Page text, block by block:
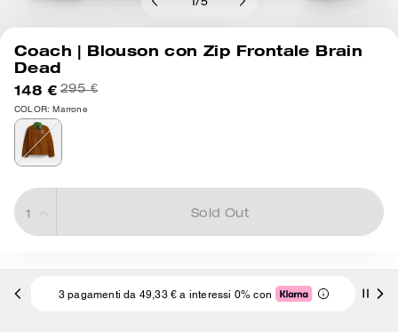
/5
Coach | Blouson con Zip Frontale Brain
Dead
148 € 295 €
COLOR: Marrone
Sold Out
3 pagamenti da 49,33 € a interessi 0% con